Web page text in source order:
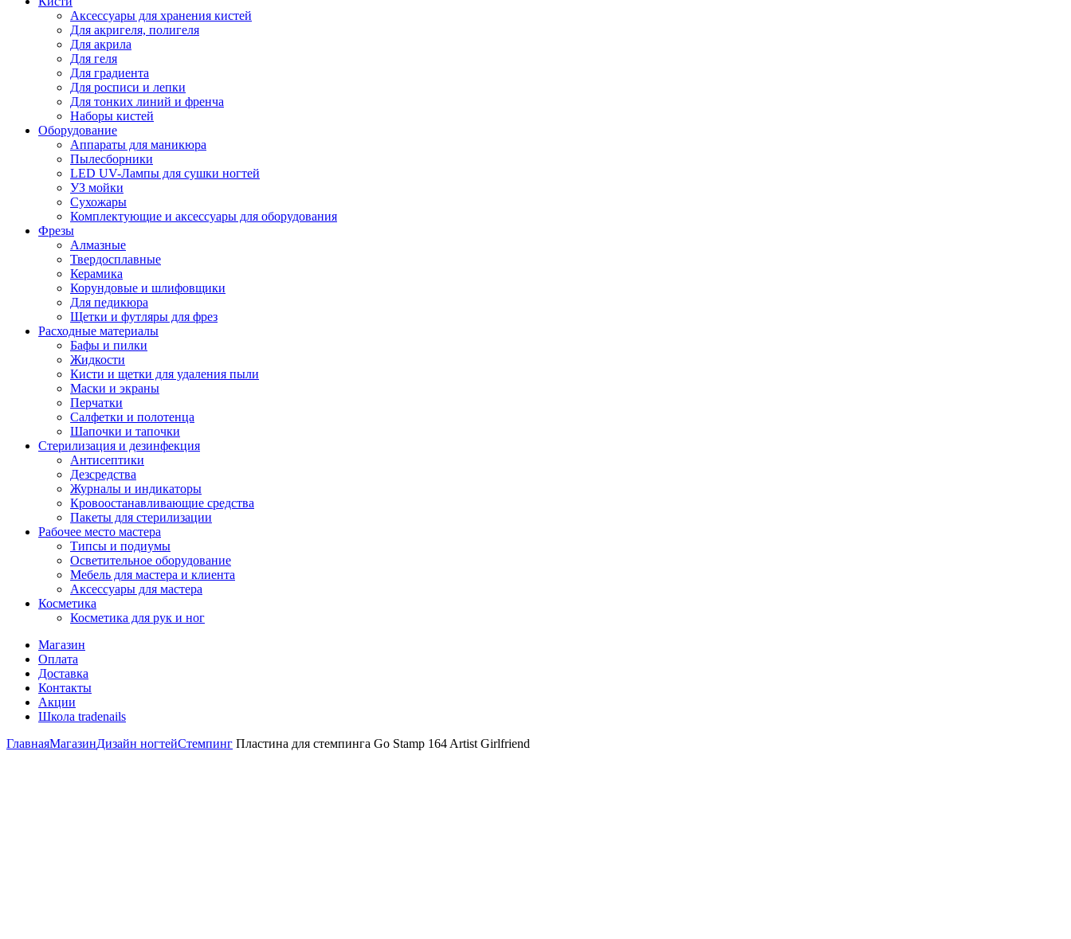
Аксессуары для хранения кистей
Для акригеля, полигеля
Для акрила
Для геля
Для градиента
Для росписи и лепки
Для тонких линий и френча
Наборы кистей
Оборудование
Аппараты для маникюра
Пылесборники
LED UV-Лампы для сушки ногтей
УЗ мойки
Сухожары
Комплектующие и аксессуары для оборудования
Фрезы
Алмазные
Твердосплавные
Керамика
Корундовые и шлифовщики
Для педикюра
Щетки и футляры для фрез
Расходные материалы
Бафы и пилки
Жидкости
Кисти и щетки для удаления пыли
Маски и экраны
Перчатки
Салфетки и полотенца
Шапочки и тапочки
Стерилизация и дезинфекция
Антисептики
Дезсредства
Журналы и индикаторы
Кровоостанавливающие средства
Пакеты для стерилизации
Рабочее место мастера
Типсы и подиумы
Осветительное оборудование
Мебель для мастера и клиента
Аксессуары для мастера
Косметика
Косметика для рук и ног
Магазин
Оплата
Доставка
Контакты
Акции
Школа tradenails
ГлавнаяМагазинДизайн ногтейСтемпинг Пластина для стемпинга Go Stamp 164 Artist Girlfriend